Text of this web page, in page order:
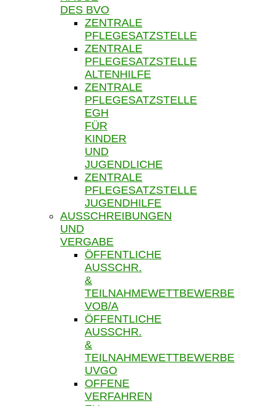
DES BVO
ZENTRALE
PFLEGESATZSTELLE
ZENTRALE
PFLEGESATZSTELLE
ALTENHILFE
ZENTRALE
PFLEGESATZSTELLE
EGH
FÜR
KINDER
UND
JUGENDLICHE
ZENTRALE
PFLEGESATZSTELLE
JUGENDHILFE
AUSSCHREIBUNGEN
UND
VERGABE
ÖFFENTLICHE
AUSSCHR.
&
TEILNAHMEWETTBEWERBE
VOB/A
ÖFFENTLICHE
AUSSCHR.
&
TEILNAHMEWETTBEWERBE
UVGO
OFFENE
VERFAHREN